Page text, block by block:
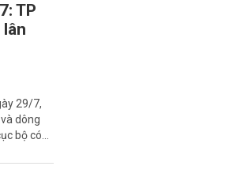
TP
29/7,
dông
bộ có...